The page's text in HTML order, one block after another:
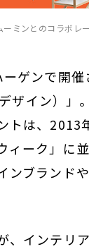
ミンとのコラボ
ゲンで開
ザイン）」
トは、2013
ィーク」に
ンブランド
、インテリ